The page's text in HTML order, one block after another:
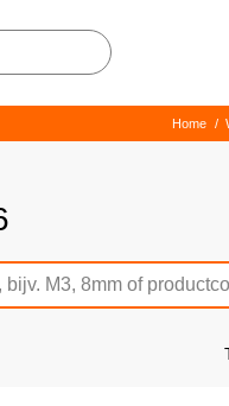
Home /